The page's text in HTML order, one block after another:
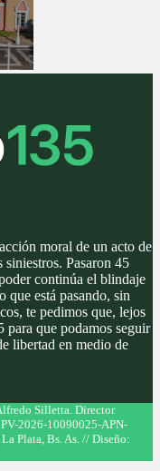
moral de un acto de
Pasaron 45
continúa el blindaje
que está pasando, sin
te pedimos que, lejos
para que podamos seguir
libertad en medio de
Silletta. Director
2026-10090025-APN-
Plata, Bs. As. // Diseño: